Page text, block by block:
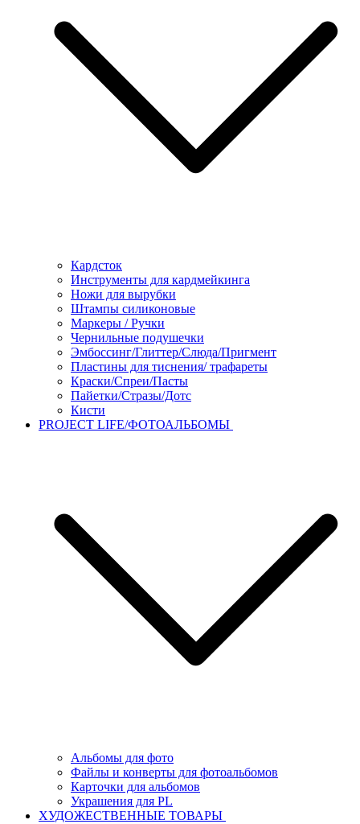
Кардсток
Инструменты для кардмейкинга
Ножи для вырубки
Штампы силиконовые
Маркеры / Ручки
Чернильные подушечки
Эмбоссинг/Глиттер/Слюда/Пригмент
Пластины для тиснения/ трафареты
Краски/Спреи/Пасты
Пайетки/Стразы/Дотс
Кисти
PROJECT LIFE/ФОТОАЛЬБОМЫ
Альбомы для фото
Файлы и конверты для фотоальбомов
Карточки для альбомов
Украшения для PL
ХУДОЖЕСТВЕННЫЕ ТОВАРЫ